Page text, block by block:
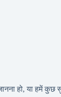
हो, या हमें कुछ